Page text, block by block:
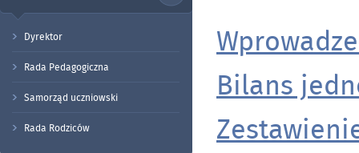
Dyrektor
Rada Pedagogiczna
Samorząd uczniowski
Rada Rodziców
Bilans